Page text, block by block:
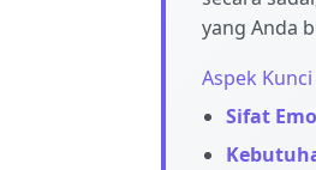
yang Anda
Aspek
Sifat